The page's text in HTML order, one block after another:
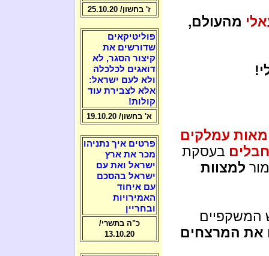
מהעולם,
מאות עמלקים
בעסקת
למצוות
המשקפיים
את המרצחים
ז' בחשון/ 25.10.20
פוליטיקאים
שדורשים את
קיצור הסגר, לא
דואגים לכלכלה
ולא לעם ישראל:
אלא לצבירת עוד
קולות!
א' בחשון/ 19.10.20
פרטים איך נתניהו
מכר את ארץ
ישראל ואת עם
ישראל בהסכם
עם איחוד
האמירויות
ובחריין
כ"ה בתשרי/
13.10.20